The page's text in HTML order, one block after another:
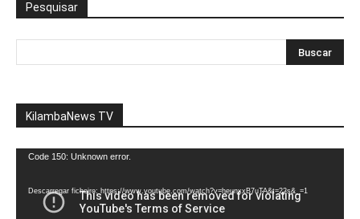
Pesquisar
KilambaNews TV
Reprodutor
vídeo
Code 150: Unknown error.
Descarregar ficheiro: https://www.youtube.com/watch?v=heunxxB7uTA&t=22s&_=1